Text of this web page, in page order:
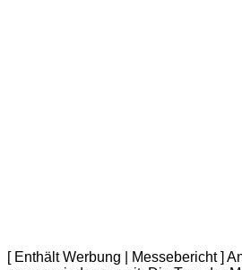
[ Enthält Werbung | Messebericht ]